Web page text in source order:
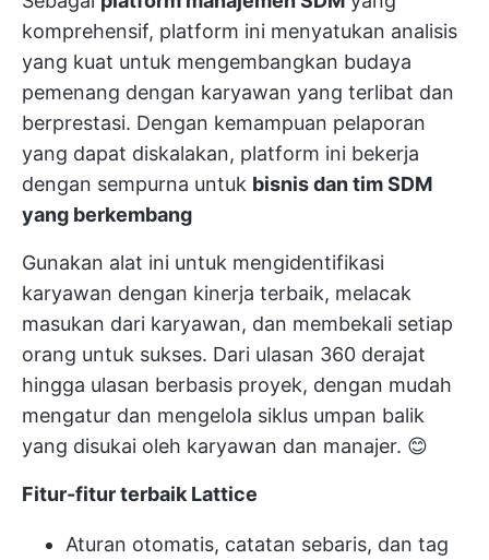
komprehensif, platform ini menyatukan analisis
yang kuat untuk mengembangkan budaya
pemenang dengan karyawan yang terlibat dan
berprestasi. Dengan kemampuan pelaporan
yang dapat diskalakan, platform ini bekerja
dengan sempurna untuk bisnis dan tim SDM
yang berkembang
Gunakan alat ini untuk mengidentifikasi
karyawan dengan kinerja terbaik, melacak
masukan dari karyawan, dan membekali setiap
orang untuk sukses. Dari ulasan 360 derajat
hingga ulasan berbasis proyek, dengan mudah
mengatur dan mengelola siklus umpan balik
yang disukai oleh karyawan dan manajer. 😊
Fitur-fitur terbaik Lattice
Aturan otomatis, catatan sebaris, dan tag